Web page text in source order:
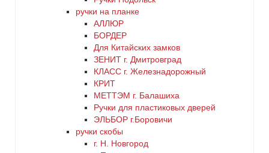
ручки на планке
АЛЛЮР
БОРДЕР
Для Китайских замков
ЗЕНИТ г. Дмитровград
КЛАСС г. Железнадорожный
КРИТ
МЕТТЭМ г. Балашиха
Ручки для пластиковых дверей
ЭЛЬБОР г.Боровичи
ручки скобы
г. Н. Новгород